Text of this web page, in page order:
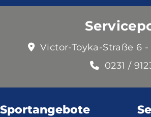
Victor-Toyka-Straße 6
0231 /
Sportangebote